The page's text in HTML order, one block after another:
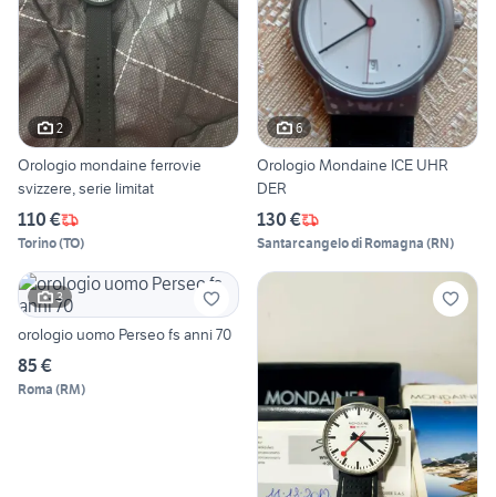
2
Orologio mondaine ferrovie
svizzere, serie limitat
110 €
Torino(TO)
6
Orologio Mondaine ICE UHR
DER
130 €
Santarcangelo di Romagna (RN)
3
orologio uomo Perseo fs anni 70
85 €
Roma (RM)